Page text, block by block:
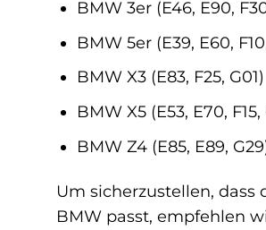
BMW 3er (E46, E90,
BMW 5er (E39, E60,
BMW X3 (E83, F25, G01)
BMW X5 (E53, E70, F15,
BMW Z4 (E85, E89,
Um sicherzustellen, dass
BMW passt, empfehlen